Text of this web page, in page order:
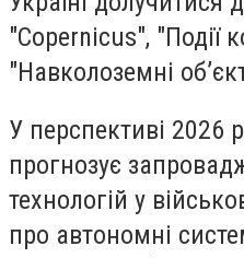
"Copernicus", "Події
"Навколоземні
У перспективі 2026
прогнозує
технологій у
про автономні